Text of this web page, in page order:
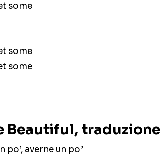
some
some
some
Beautiful, traduzione
averne un po’